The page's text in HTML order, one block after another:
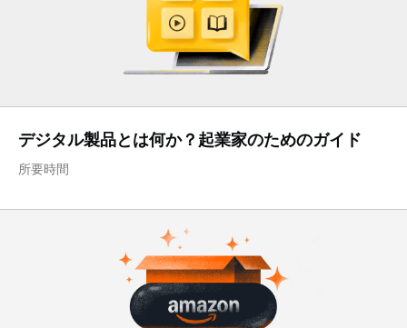
デジタル製品とは何か？起業家のためのガイド
所要時間